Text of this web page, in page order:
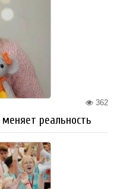
362
реальность